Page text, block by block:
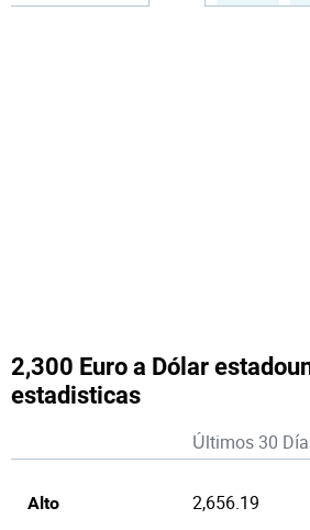
2,300 Euro a Dólar
estadisticas
Últimos 30
Alto 2,656.19